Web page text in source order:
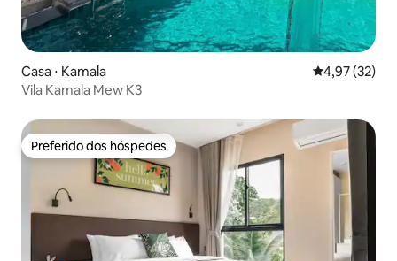
Casa ⋅ Kamala 4,97 de uma
4,97 (32)
Vila Kamala Mew K3
Preferido dos hóspedes
Preferido dos hóspedes